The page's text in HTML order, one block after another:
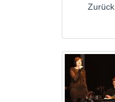
Zurück